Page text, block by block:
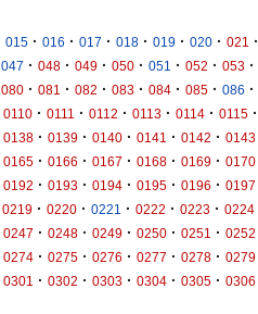
015 · 016 · 017 · 018 · 019 · 020 · 021 ·
047 · 048 · 049 · 050 · 051 · 052 · 053 ·
080 · 081 · 082 · 083 · 084 · 085 · 086 ·
0110 · 0111 · 0112 · 0113 · 0114 · 0115 ·
0138 · 0139 · 0140 · 0141 · 0142 · 0143
0165 · 0166 · 0167 · 0168 · 0169 · 0170
0192 · 0193 · 0194 · 0195 · 0196 · 0197
0219 · 0220 · 0221 · 0222 · 0223 · 0224
0247 · 0248 · 0249 · 0250 · 0251 · 0252
0274 · 0275 · 0276 · 0277 · 0278 · 0279
0301 · 0302 · 0303 · 0304 · 0305 · 0306